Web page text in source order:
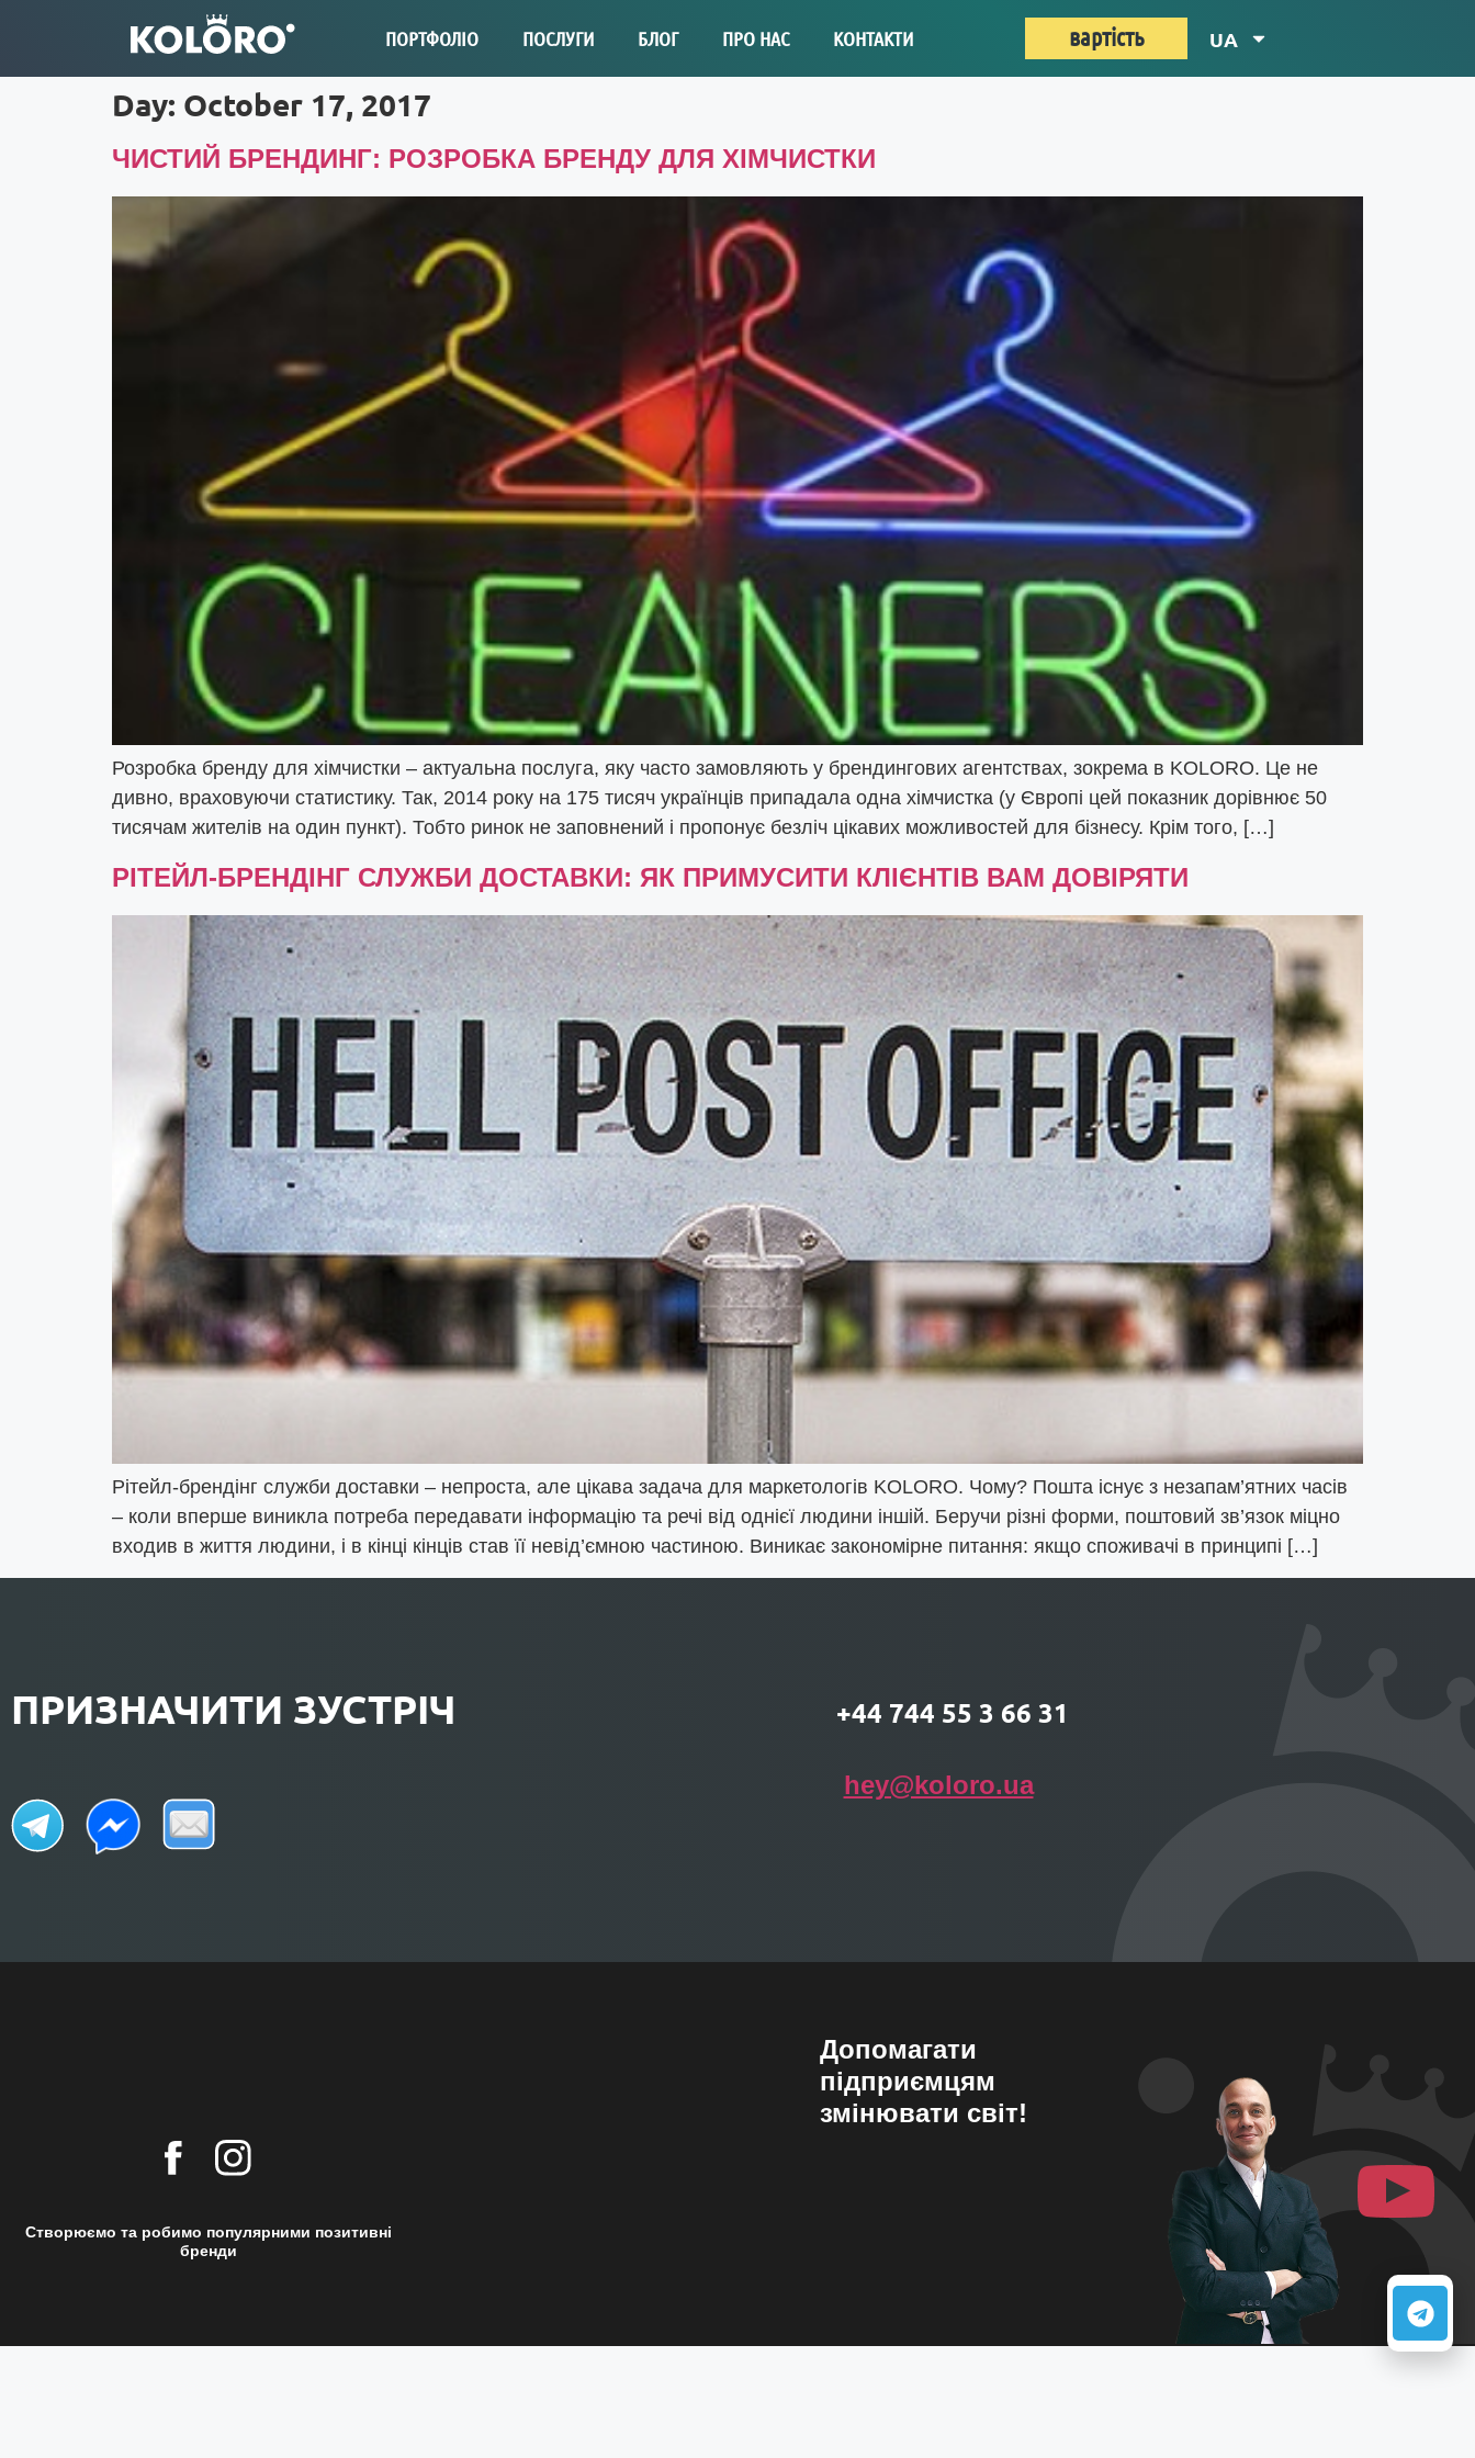
ПОРТФОЛІО ПОСЛУГИ БЛОГ ПРО НАС КОНТАКТИ вартість UA
Day: October 17, 2017
ЧИСТИЙ БРЕНДИНГ: РОЗРОБКА БРЕНДУ ДЛЯ ХІМЧИСТКИ
Розробка бренду для хімчистки – актуальна послуга, яку часто замовляють у брендингових агентствах, зокрема в KOLORO. Це не
дивно, враховуючи статистику. Так, 2014 року на 175 тисяч українців припадала одна хімчистка (у Європі цей показник дорівнює 50
тисячам жителів на один пункт). Тобто ринок не заповнений і пропонує безліч цікавих можливостей для бізнесу. Крім того, […]
РІТЕЙЛ-БРЕНДІНГ СЛУЖБИ ДОСТАВКИ: ЯК ПРИМУСИТИ КЛІЄНТІВ ВАМ ДОВІРЯТИ
Рітейл-брендінг служби доставки – непроста, але цікава задача для маркетологів KOLORO. Чому? Пошта існує з незапам’ятних часів
– коли вперше виникла потреба передавати інформацію та речі від однієї людини іншій. Беручи різні форми, поштовий зв’язок міцно
входив в життя людини, і в кінці кінців став її невід’ємною частиною. Виникає закономірне питання: якщо споживачі в принципі […]
ПРИЗНАЧИТИ ЗУСТРІЧ +44 744 55 3 66 31
hey@koloro.ua
Створюємо та робимо популярними позитивні
бренди
Допомагати
підприємцям
змінювати світ!